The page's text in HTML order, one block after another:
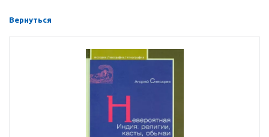
Вернуться